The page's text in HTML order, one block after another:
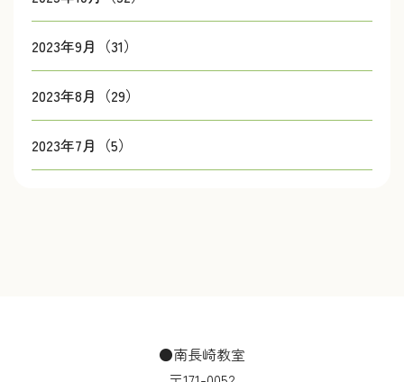
2023年9月（31）
2023年8月（29）
2023年7月（5）
●南長崎教室